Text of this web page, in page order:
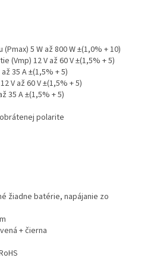
5 W až 800 W ±(1,0% + 10)
(Vmp) 12 V až 60 V ±(1,5% + 5)
35 A ±(1,5% + 5)
V až 60 V ±(1,5% + 5)
35 A ±(1,5% + 5)
polarite
žiadne batérie, napájanie zo
+ čierna